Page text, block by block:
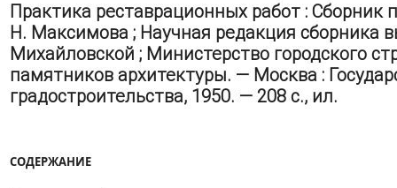
Практика реставрационных работ :
Н. Максимова ; Научная редакция сборника
Михайловской ; Министерство городского
памятников архитектуры. — Москва :
градостроительства, 1950. — 208 с., ил.
СОДЕРЖАНИЕ